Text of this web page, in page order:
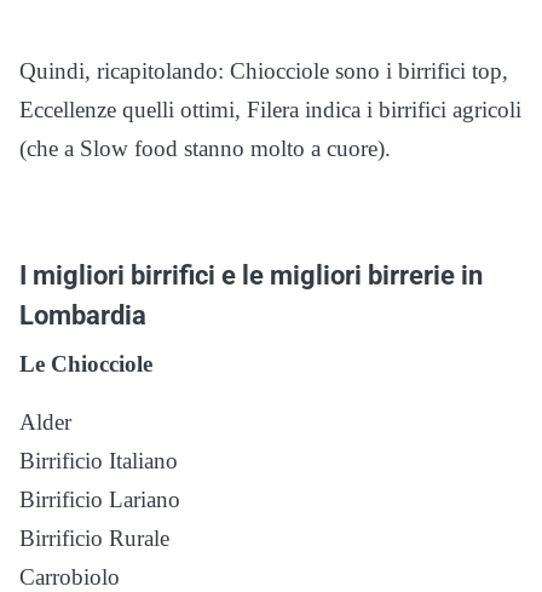
Quindi, ricapitolando: Chiocciole sono i birrifici top,
Eccellenze quelli ottimi, Filera indica i birrifici agricoli
(che a Slow food stanno molto a cuore).
I migliori birrifici e le migliori birrerie in
Lombardia
Le Chiocciole
Alder
Birrificio Italiano
Birrificio Lariano
Birrificio Rurale
Carrobiolo